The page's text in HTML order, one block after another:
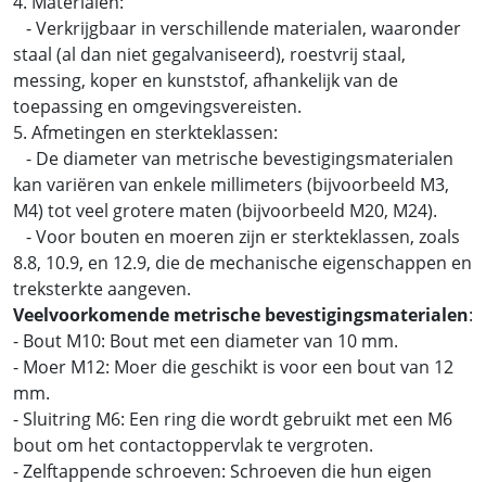
- Verkrijgbaar in verschillende materialen, waaronder
staal (al dan niet gegalvaniseerd), roestvrij staal,
messing, koper en kunststof, afhankelijk van de
toepassing en omgevingsvereisten.
5. Afmetingen en sterkteklassen:
- De diameter van metrische bevestigingsmaterialen
kan variëren van enkele millimeters (bijvoorbeeld M3,
M4) tot veel grotere maten (bijvoorbeeld M20, M24).
- Voor bouten en moeren zijn er sterkteklassen, zoals
8.8, 10.9, en 12.9, die de mechanische eigenschappen en
treksterkte aangeven.
Veelvoorkomende metrische bevestigingsmaterialen:
- Bout M10: Bout met een diameter van 10 mm.
- Moer M12: Moer die geschikt is voor een bout van 12
mm.
- Sluitring M6: Een ring die wordt gebruikt met een M6
bout om het contactoppervlak te vergroten.
- Zelftappende schroeven: Schroeven die hun eigen